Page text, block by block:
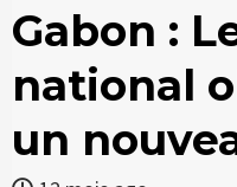
Gabon :
national
un